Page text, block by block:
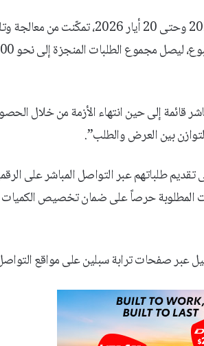
قائمة إلى حين انتهاء الأزمة من خلال
بين العرض والطلب”.
المطلوبة حرصاً على ضمان تخصيص
عبر صفحات ترابة سبلين على مواقع